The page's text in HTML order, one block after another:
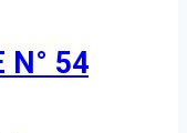
N° 54